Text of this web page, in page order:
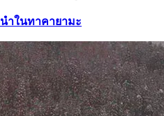
ำในทาคายามะ